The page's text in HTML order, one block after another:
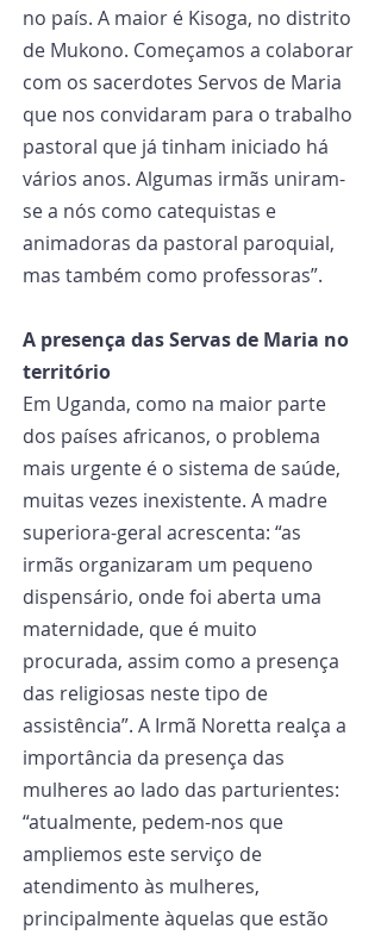
no país. A maior é Kisoga, no distrito
de Mukono. Começamos a colaborar
com os sacerdotes Servos de Maria
que nos convidaram para o trabalho
pastoral que já tinham iniciado há
vários anos. Algumas irmãs uniram-
se a nós como catequistas e
animadoras da pastoral paroquial,
mas também como professoras”.
A presença das Servas de Maria no
território
Em Uganda, como na maior parte
dos países africanos, o problema
mais urgente é o sistema de saúde,
muitas vezes inexistente. A madre
superiora-geral acrescenta: “as
irmãs organizaram um pequeno
dispensário, onde foi aberta uma
maternidade, que é muito
procurada, assim como a presença
das religiosas neste tipo de
assistência”. A Irmã Noretta realça a
importância da presença das
mulheres ao lado das parturientes:
“atualmente, pedem-nos que
ampliemos este serviço de
atendimento às mulheres,
principalmente àquelas que estão